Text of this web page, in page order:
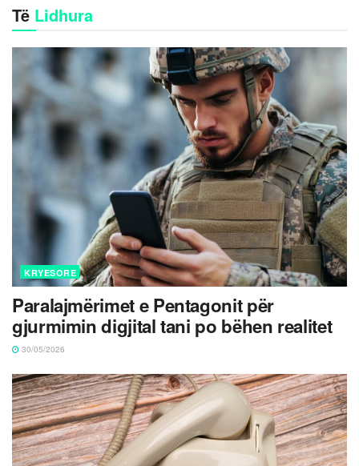
Të Lidhura
KRYESORE
Paralajmërimet e Pentagonit për
gjurmimin digjital tani po bëhen realitet
30/05/2026